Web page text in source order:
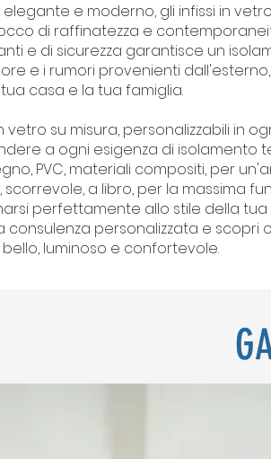
elegante e moderno, gli infissi in
di raffinatezza e
e di sicurezza garantisce un
e i rumori provenienti
casa e la tua famiglia.
vetro su misura, personalizzabili
a ogni esigenza di isolamento
PVC, materiali compositi, per
a libro, per la massima
perfettamente allo stile della tua
personalizzata e scopri
luminoso e confortevole.